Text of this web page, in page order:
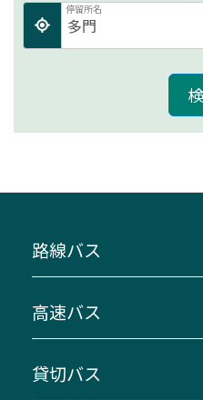
停留所名
路線バス
主要停留所案内図・時
路線バスのご利用方法
高速バス
南紀・VISON～横浜・
貸切バス